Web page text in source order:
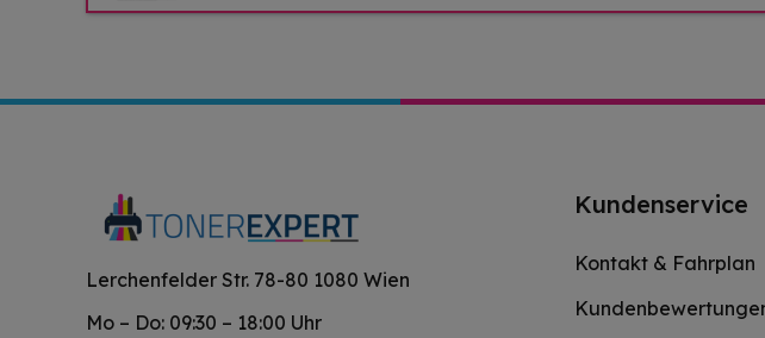
Lerchenfelder Str. 78-80 1080 Wien
Mo – Do: 09:30 – 18:00 Uhr
Kundenservice
Kontakt & Fahrplan